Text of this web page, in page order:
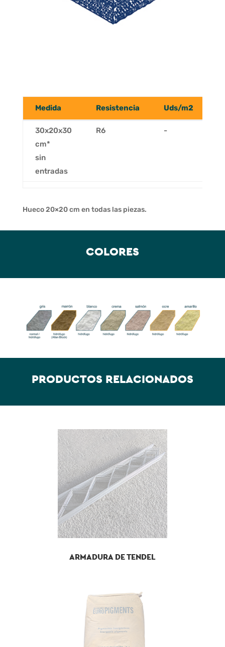
Medida Resistencia Uds/m2
Medida Resistencia
30x20x30
cm*
sin
entradas
R6 -
Hueco 20×20 cm en todas las piezas.
COLORES
PRODUCTOS RELACIONADOS
ARMADURA DE TENDEL